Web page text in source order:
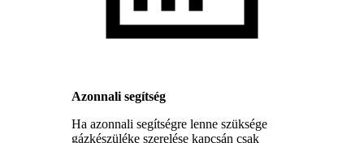
Azonnali segítség
Ha azonnali segítségre lenne szüksége
gázkészüléke szerelése kapcsán csak